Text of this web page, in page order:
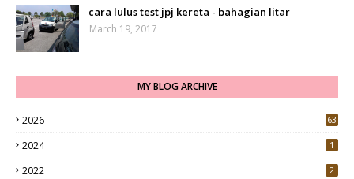
cara lulus test jpj kereta - bahagian litar
March 19, 2017
MY BLOG ARCHIVE
2026 63
2024 1
2022 2